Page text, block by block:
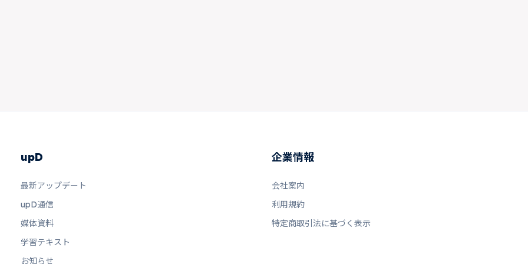
企業情報
会社案内
利用規約
特定商取引法に基づく表示
upD
最新アップデート
upD通信
媒体資料
学習テキスト
お知らせ